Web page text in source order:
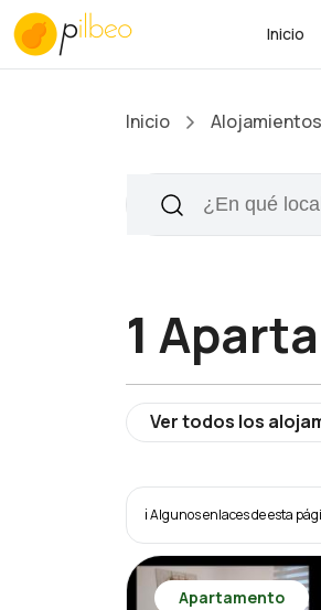
Inicio
Inicio Alojamientos
1
Ver todos los
ℹ️ Algunos enlaces de esta
Apartamento